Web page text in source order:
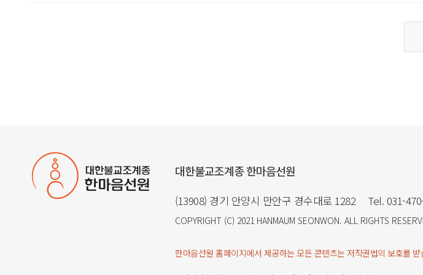
대한불교조계종 한마음선원
(13908) 경기 안양시 만안구 경수대로 1282 Tel. 031-
COPYRIGHT (C) 2021 HANMAUM SEONWON. ALL RIGHTS
한마음선원 홈페이지에서 제공하는 모든 콘텐츠는 저작권법의 보호를